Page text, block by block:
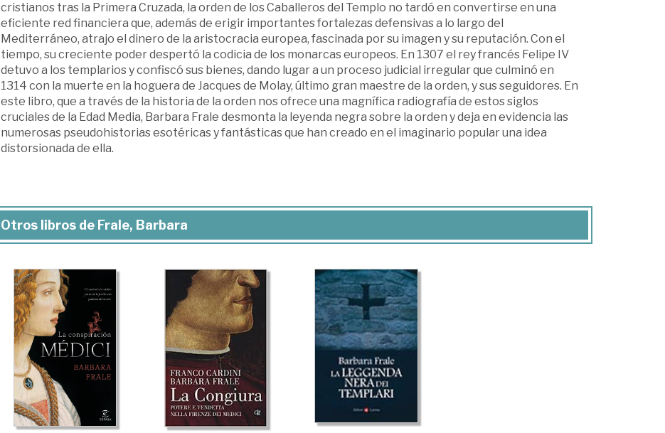
cristianos tras la Primera Cruzada, la orden de los Caballeros del Templo no tardó en convertirse en una
eficiente red financiera que, además de erigir importantes fortalezas defensivas a lo largo del
Mediterráneo, atrajo el dinero de la aristocracia europea, fascinada por su imagen y su reputación. Con el
tiempo, su creciente poder despertó la codicia de los monarcas europeos. En 1307 el rey francés Felipe IV
detuvo a los templarios y confiscó sus bienes, dando lugar a un proceso judicial irregular que culminó en
1314 con la muerte en la hoguera de Jacques de Molay, último gran maestre de la orden, y sus seguidores. En
este libro, que a través de la historia de la orden nos ofrece una magnífica radiografía de estos siglos
cruciales de la Edad Media, Barbara Frale desmonta la leyenda negra sobre la orden y deja en evidencia las
numerosas pseudohistorias esotéricas y fantásticas que han creado en el imaginario popular una idea
distorsionada de ella.
Otros libros de Frale, Barbara